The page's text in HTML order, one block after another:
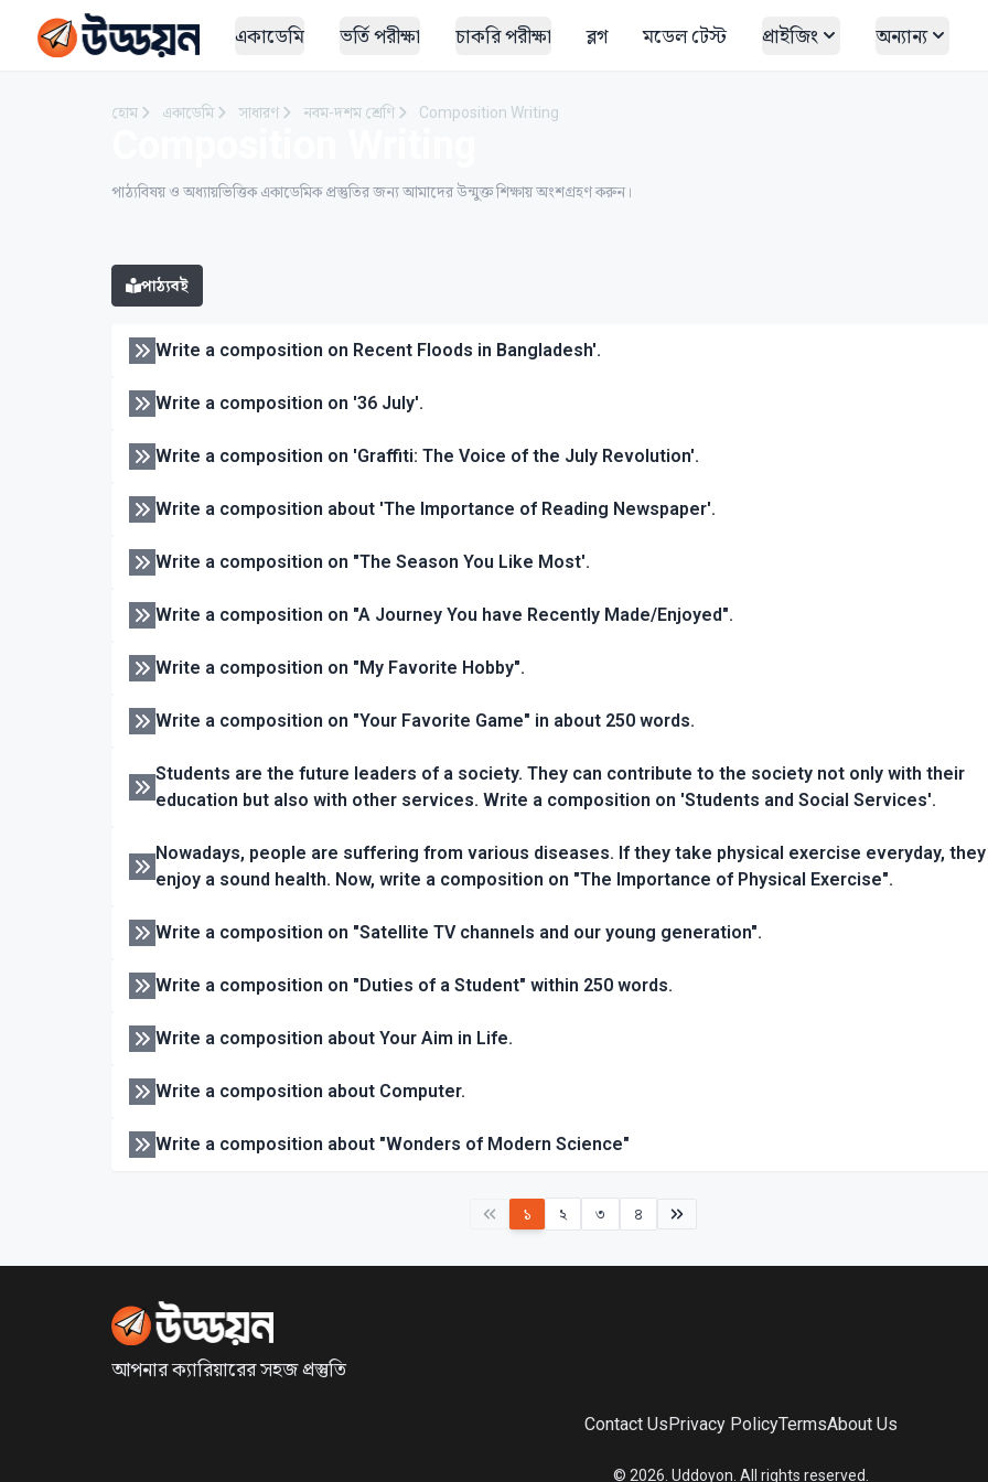
একাডেমি ভর্তি পরীক্ষা চাকরি পরীক্ষা ব্লগ মডেল টেস্ট প্রাইজিং অন্যান্য
হোম একাডেমি সাধারণ নবম-দশম শ্রেণি Composition Writing
পাঠ্যবিষয় ও অধ্যায়ভিত্তিক একাডেমিক প্রস্তুতির জন্য আমাদের উন্মুক্ত শিক্ষায় অংশগ্রহণ করুন।
পাঠ্যবই
Write a composition on Recent Floods in Bangladesh'.
Write a composition on '36 July'.
Write a composition on 'Graffiti: The Voice of the July Revolution'.
Write a composition about 'The Importance of Reading Newspaper'.
Write a composition on "The Season You Like Most'.
Write a composition on "A Journey You have Recently Made/Enjoyed".
Write a composition on "My Favorite Hobby".
Write a composition on "Your Favorite Game" in about 250 words.
Students are the future leaders of a society. They can contribute to the society not only with their
education but also with other services. Write a composition on 'Students and Social Services'.
Nowadays, people are suffering from various diseases. If they take physical exercise everyday,
enjoy a sound health. Now, write a composition on "The Importance of Physical Exercise".
Write a composition on "Satellite TV channels and our young generation".
Write a composition on "Duties of a Student" within 250 words.
Write a composition about Your Aim in Life.
Write a composition about Computer.
Write a composition about "Wonders of Modern Science"
১ ২ ৩ ৪
আপনার ক্যারিয়ারের সহজ প্রস্তুতি
Contact UsPrivacy PolicyTermsAbout Us
© 2026 . Uddoyon. All rights reserved.